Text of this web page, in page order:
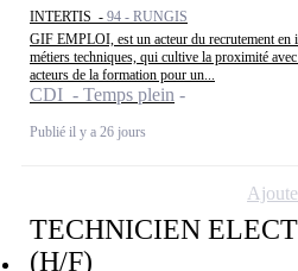
INTERTIS - 94 - RUNGIS
GIF EMPLOI, est un acteur du recrutement en
métiers techniques, qui cultive la proximité
acteurs de la formation pour un...
CDI - Temps plein
Publié il y a 26 jours
TECHNICIEN
(H/F)